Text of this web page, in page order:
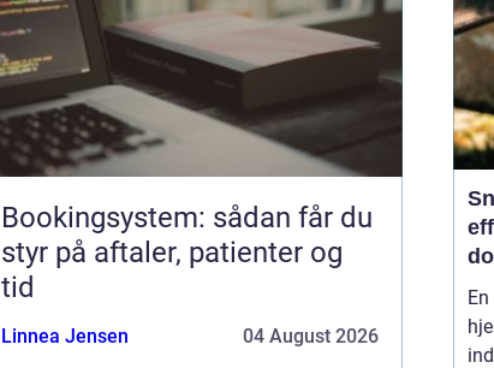
Bookingsystem: sådan får du
styr på aftaler, patienter og
tid
Linnea Jensen 04 August 2026